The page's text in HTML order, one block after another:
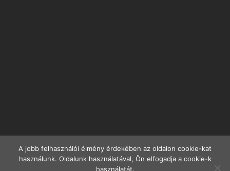
A jobb felhasználói élmény érdekében az oldalon cookie-kat
használunk. Oldalunk használatával, Ön elfogadja a cookie-k
használatát.